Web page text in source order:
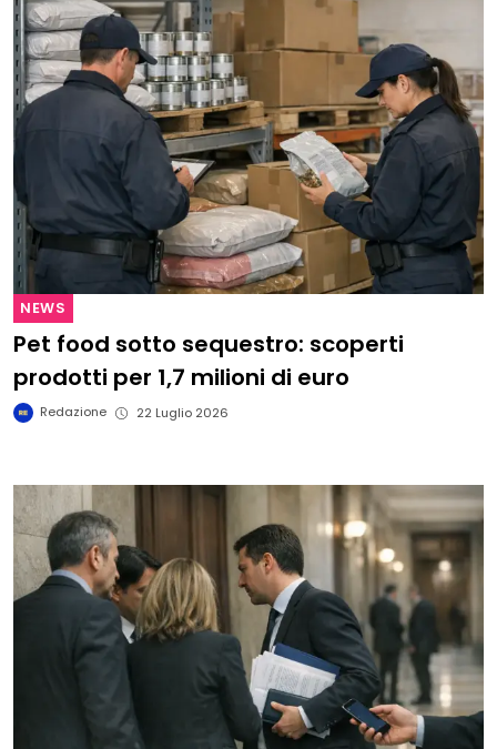
NEWS
Pet food sotto sequestro: scoperti
prodotti per 1,7 milioni di euro
Redazione 22 Luglio 2026